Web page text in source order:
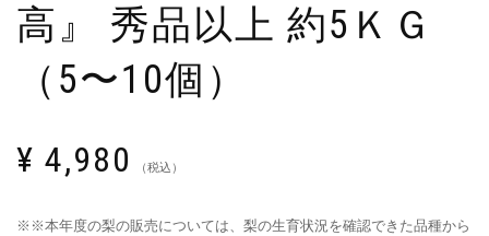
高』 秀品以上 約5ＫＧ
（5〜10個）
¥ 4,980 （税込）
※※本年度の梨の販売については、梨の生育状況を確認できた品種から